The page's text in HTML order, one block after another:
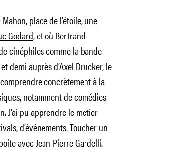
Mahon, place de l’étoile, une
Godard, et où Bertrand
cinéphiles comme la bande
demi auprès d’Axel Drucker, le
concrètement à la
notamment de comédies
J’ai pu apprendre le métier
d’événements. Toucher un
avec Jean-Pierre Gardelli.